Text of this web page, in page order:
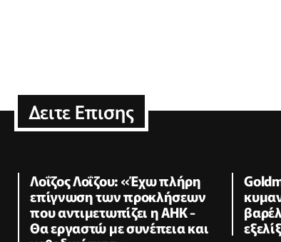
Δειτε Επισης
Λοΐζος Λοΐζου: «Έχω πλήρη
επίγνωση των προκλήσεων
που αντιμετωπίζει η ΑΗΚ -
Θα εργαστώ με συνέπεια και